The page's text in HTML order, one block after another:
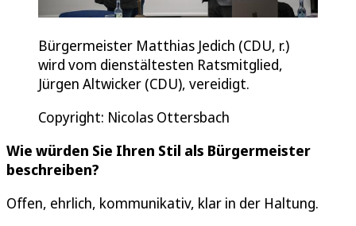
Bürgermeister Matthias Jedich (CDU, r.)
wird vom dienstältesten Ratsmitglied,
Jürgen Altwicker (CDU), vereidigt.
Copyright: Nicolas Ottersbach
Wie würden Sie Ihren Stil als Bürgermeister
beschreiben?
Offen, ehrlich, kommunikativ, klar in der Haltung.